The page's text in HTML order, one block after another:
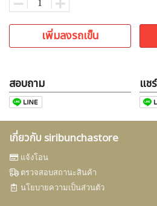
เพิ่มลงรถเข็น
สอบถาม แช
เกี่ยวกับ siribunchastore
แจ้งโอน
ตรวจสอบสถานะสินค้า
นโยบายความเป็นส่วนตัว